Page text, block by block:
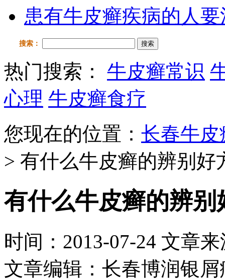
患有牛皮癣疾病的人要
搜索： 搜索
热门搜索： 牛皮癣常识
心理 牛皮癣食疗
您现在的位置： 长春牛皮
> 有什么牛皮癣的辨别好
有什么牛皮癣的辨别
时间：2013-07-24 文章
文章编辑：长春博润银屑